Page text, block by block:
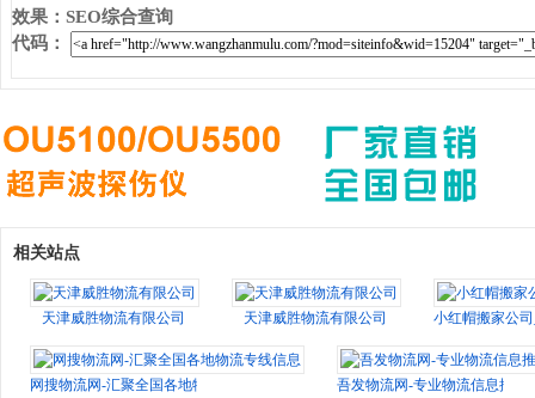
效果 ： SEO综合查询
代码 ：
相关站点
天津威胜物流有限公司 天津威胜物流有限公司 小红帽搬家公
网搜物流网-汇聚全国各地物流专线信息 吾发物流网-专业物流信息推广